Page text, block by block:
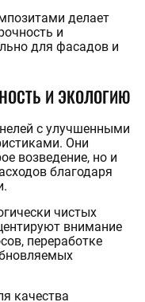
делает
и
для фасадов и
И ЭКОЛОГИЮ
с улучшенными
Они
возведение, но и
благодаря
чистых
внимание
переработке
качества